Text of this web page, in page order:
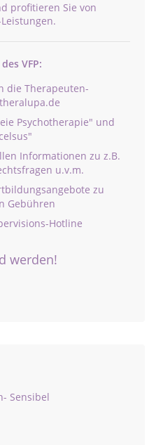
profitieren Sie von
VFP:
die Therapeuten-
Psychotherapie" und
Informationen zu z.B.
u.v.m.
zu
Gebühren
Hotline
werden!
Sensibel